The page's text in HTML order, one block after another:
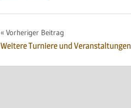
Beitragsnavigation
Vorheriger Beitrag
Weitere Turniere und Veranstaltungen